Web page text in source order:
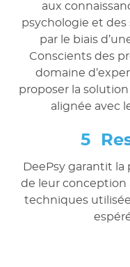
aux
psychologie et
par le biais
Conscients des
domaine
proposer la
alignée avec
DeePsy garantit
de leur conception
techniques